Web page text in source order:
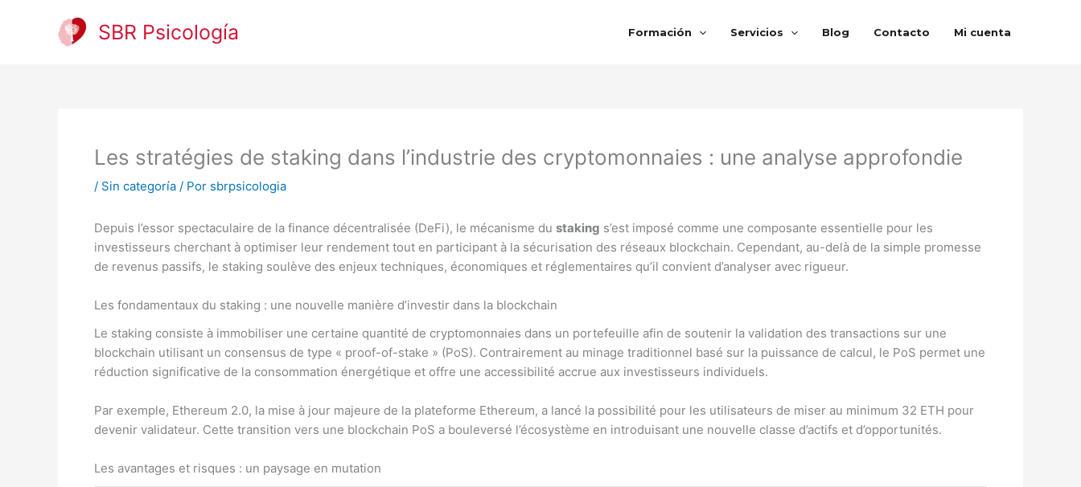
SBR Psicología Formación Servicios Blog Contacto Mi cuenta
Les stratégies de staking dans l’industrie des cryptomonnaies : une analyse approfondie
/ Sin categoría / Por sbrpsicologia
Depuis l’essor spectaculaire de la finance décentralisée (DeFi), le mécanisme du staking s’est imposé comme une composante essentielle pour les
investisseurs cherchant à optimiser leur rendement tout en participant à la sécurisation des réseaux blockchain. Cependant, au-delà de la simple promesse
de revenus passifs, le staking soulève des enjeux techniques, économiques et réglementaires qu’il convient d’analyser avec rigueur.
Les fondamentaux du staking : une nouvelle manière d’investir dans la blockchain
Le staking consiste à immobiliser une certaine quantité de cryptomonnaies dans un portefeuille afin de soutenir la validation des transactions sur une
blockchain utilisant un consensus de type « proof-of-stake » (PoS). Contrairement au minage traditionnel basé sur la puissance de calcul, le PoS permet une
réduction significative de la consommation énergétique et offre une accessibilité accrue aux investisseurs individuels.
Par exemple, Ethereum 2.0, la mise à jour majeure de la plateforme Ethereum, a lancé la possibilité pour les utilisateurs de miser au minimum 32 ETH pour
devenir validateur. Cette transition vers une blockchain PoS a bouleversé l’écosystème en introduisant une nouvelle classe d’actifs et d’opportunités.
Les avantages et risques : un paysage en mutation